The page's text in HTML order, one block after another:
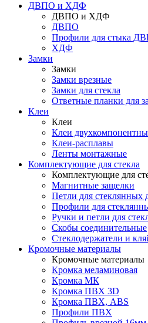
ДВПО и ХДФ
ДВПО и ХДФ
ДВПО
Профили для стыка
ХДФ
Замки
Замки
Замки врезные
Замки для стекла
Ответные планки для
Клеи
Клеи
Клеи
Клеи-расплавы
Ленты монтажные
Комплектующие для стекла
Комплектующие для
Магнитные защелки
Петли для стеклянных
Профили для
Ручки и петли для
Скобы соединительные
Стеклодержатели и
Кромочные материалы
Кромочные материалы
Кромка меламиновая
Кромка МК
Кромка ПВХ 3D
Кромка ПВХ, ABS
Профили ПВХ